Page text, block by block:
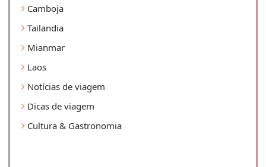
Camboja
Tailandia
Mianmar
Laos
Notícias de viagem
Dicas de viagem
Cultura & Gastronomia